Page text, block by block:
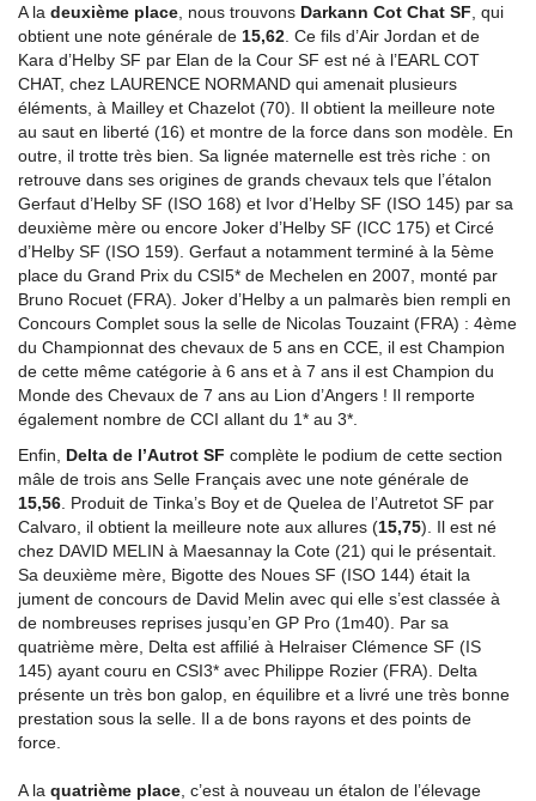
A la deuxième place , nous trouvons Darkann Cot Chat SF , qui
obtient une note générale de 15,62 . Ce fils d’Air Jordan et de
Kara d’Helby SF par Elan de la Cour SF est né à l’EARL COT
CHAT, chez LAURENCE NORMAND qui amenait plusieurs
éléments, à Mailley et Chazelot (70). Il obtient la meilleure note
au saut en liberté (16) et montre de la force dans son modèle. En
outre, il trotte très bien. Sa lignée maternelle est très riche : on
retrouve dans ses origines de grands chevaux tels que l’étalon
Gerfaut d’Helby SF (ISO 168) et Ivor d’Helby SF (ISO 145) par sa
deuxième mère ou encore Joker d’Helby SF (ICC 175) et Circé
d’Helby SF (ISO 159). Gerfaut a notamment terminé à la 5ème
place du Grand Prix du CSI5* de Mechelen en 2007, monté par
Bruno Rocuet (FRA). Joker d’Helby a un palmarès bien rempli en
Concours Complet sous la selle de Nicolas Touzaint (FRA) : 4ème
du Championnat des chevaux de 5 ans en CCE, il est Champion
de cette même catégorie à 6 ans et à 7 ans il est Champion du
Monde des Chevaux de 7 ans au Lion d’Angers ! Il remporte
également nombre de CCI allant du 1* au 3*.
Enfin, Delta de l’Autrot SF complète le podium de cette section
mâle de trois ans Selle Français avec une note générale de
15,56 . Produit de Tinka’s Boy et de Quelea de l’Autretot SF par
Calvaro, il obtient la meilleure note aux allures (15,75). Il est né
chez DAVID MELIN à Maesannay la Cote (21) qui le présentait.
Sa deuxième mère, Bigotte des Noues SF (ISO 144) était la
jument de concours de David Melin avec qui elle s’est classée à
de nombreuses reprises jusqu’en GP Pro (1m40). Par sa
quatrième mère, Delta est affilié à Helraiser Clémence SF (IS
145) ayant couru en CSI3* avec Philippe Rozier (FRA). Delta
présente un très bon galop, en équilibre et a livré une très bonne
prestation sous la selle. Il a de bons rayons et des points de
force.
A la quatrième place , c’est à nouveau un étalon de l’élevage